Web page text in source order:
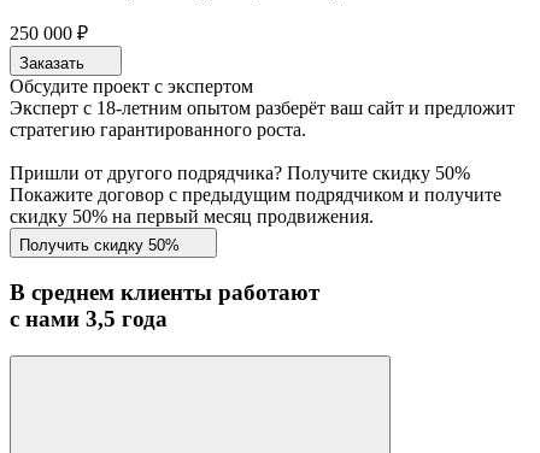
250 000 ₽
Заказать
Обсудите проект с экспертом
Эксперт с 18-летним опытом разберёт ваш сайт и предложит
стратегию гарантированного роста.
Пришли от другого подрядчика? Получите скидку 50%
Покажите договор с предыдущим подрядчиком и получите
скидку 50% на первый месяц продвижения.
Получить скидку 50%
В среднем клиенты работают
с нами 3,5 года